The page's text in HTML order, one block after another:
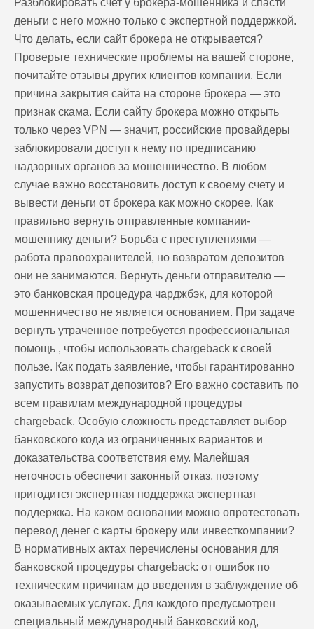
Разблокировать счет у брокера-мошенника и спасти
деньги с него можно только с экспертной поддержкой.
Что делать, если сайт брокера не открывается?
Проверьте технические проблемы на вашей стороне,
почитайте отзывы других клиентов компании. Если
причина закрытия сайта на стороне брокера — это
признак скама. Если сайту брокера можно открыть
только через VPN — значит, российские провайдеры
заблокировали доступ к нему по предписанию
надзорных органов за мошенничество. В любом
случае важно восстановить доступ к своему счету и
вывести деньги от брокера как можно скорее. Как
правильно вернуть отправленные компании-
мошеннику деньги? Борьба с преступлениями —
работа правоохранителей, но возвратом депозитов
они не занимаются. Вернуть деньги отправителю —
это банковская процедура чарджбэк, для которой
мошенничество не является основанием. При задаче
вернуть утраченное потребуется профессиональная
помощь , чтобы использовать chargeback к своей
пользе. Как подать заявление, чтобы гарантированно
запустить возврат депозитов? Его важно составить по
всем правилам международной процедуры
chargeback. Особую сложность представляет выбор
банковского кода из ограниченных вариантов и
доказательства соответствия ему. Малейшая
неточность обеспечит законный отказ, поэтому
пригодится экспертная поддержка экспертная
поддержка. На каком основании можно опротестовать
перевод денег с карты брокеру или инвесткомпании?
В нормативных актах перечислены основания для
банковской процедуры chargeback: от ошибок по
техническим причинам до введения в заблуждение об
оказываемых услугах. Для каждого предусмотрен
специальный международный банковский код,